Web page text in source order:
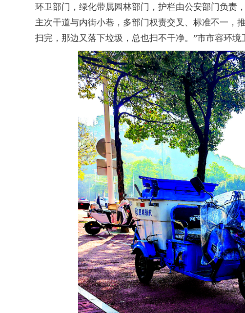
环卫部门，绿化带属园林部门，护栏由公安部门负责
主次干道与内街小巷，多部门权责交叉、标准不一，
扫完，那边又落下垃圾，总也扫不干净。”市市容环